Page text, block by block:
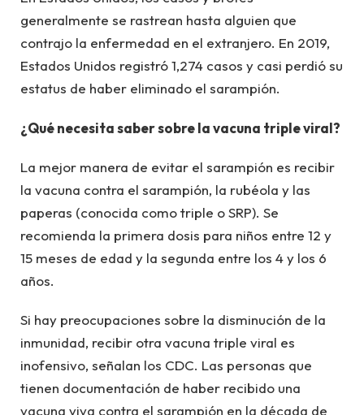
generalmente se rastrean hasta alguien que
contrajo la enfermedad en el extranjero. En 2019,
Estados Unidos registró 1,274 casos y casi perdió su
estatus de haber eliminado el sarampión.
¿Qué necesita saber sobre la vacuna triple viral?
La mejor manera de evitar el sarampión es recibir
la vacuna contra el sarampión, la rubéola y las
paperas (conocida como triple o SRP). Se
recomienda la primera dosis para niños entre 12 y
15 meses de edad y la segunda entre los 4 y los 6
años.
Si hay preocupaciones sobre la disminución de la
inmunidad, recibir otra vacuna triple viral es
inofensivo, señalan los CDC. Las personas que
tienen documentación de haber recibido una
vacuna viva contra el sarampión en la década de